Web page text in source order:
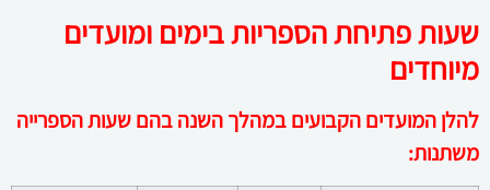
שעות פתיחת הספריות בימים ומועדים
מיוחדים
להלן המועדים הקבועים במהלך השנה בהם שעות הספרייה
משתנות: